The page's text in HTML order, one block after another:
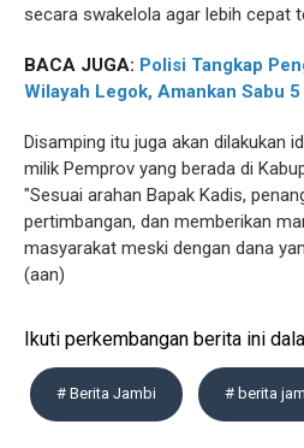
secara swakelola agar lebih cepat
BACA JUGA: Polisi Tangkap
Wilayah Legok, Amankan Sabu
Disamping itu juga akan dilakukan
milik Pemprov yang berada di
"Sesuai arahan Bapak Kadis,
pertimbangan, dan memberikan
masyarakat meski dengan dana
(aan)
Ikuti perkembangan berita ini
# Berita Jambi # berita